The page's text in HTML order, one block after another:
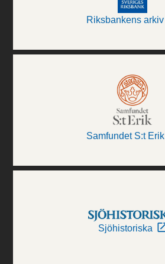
Riksbankens arkiv
Samfundet S:t Erik
Sjöhistoriska